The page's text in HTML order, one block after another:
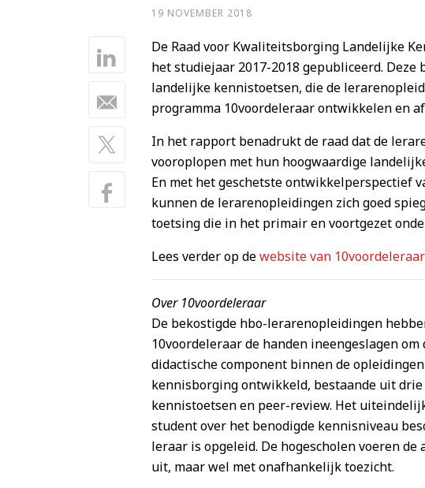
19 NOVEMBER 2018
De Raad voor Kwaliteitsborging Landelijke
het studiejaar 2017-2018 gepubliceerd.
landelijke kennistoetsen, die de
programma 10voordeleraar ontwikkelen en
In het rapport benadrukt de raad dat de
vooroplopen met hun hoogwaardige
En met het geschetste ontwikkelperspectief
kunnen de lerarenopleidingen zich goed
toetsing die in het primair en voortgezet
Lees verder op dewebsite van 10voordeleraar
Over 10voordeleraar
De bekostigde hbo-lerarenopleidingen
10voordeleraar de handen ineengeslagen
didactische component binnen de
kennisborging ontwikkeld, bestaande uit
kennistoetsen en peer-review. Het
student over het benodigde kennisniveau
leraar is opgeleid. De hogescholen voeren
uit, maar wel met onafhankelijk toezicht.